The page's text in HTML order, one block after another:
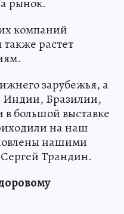
компаний
растет
зарубежья, а
Бразилии,
большой выставке
на наш
нашими
Трандин.